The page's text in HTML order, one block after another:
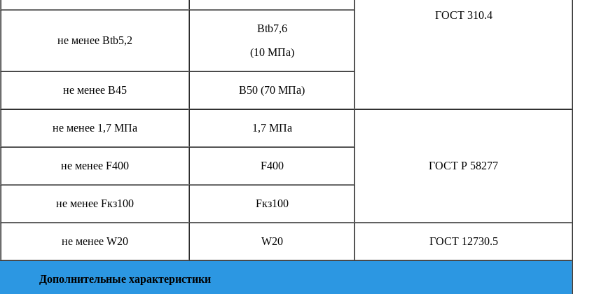
ГОСТ 310.4
не менее Btb5,2
Btb7,6
(10 МПа)
не менее В45 В50 (70 МПа)
не менее 1,7 МПа 1,7 МПа
ГОСТ Р 58277
не менее F400 F400
не менее Fкз100 Fкз100
не менее W20 W20 ГОСТ 12730.5
Дополнительные характеристики